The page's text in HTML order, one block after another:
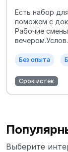
Есть набор
поможем с
Рабочие
Без опыта
Срок истёк
Выберите